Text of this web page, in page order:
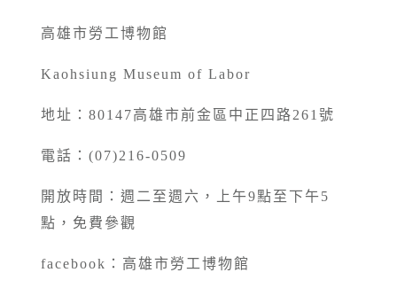
高雄市勞工博物館
Kaohsiung Museum of Labor
地址：80147高雄市前金區中正四路261號
電話：(07)216-0509
開放時間：週二至週六，上午9點至下午5
點，免費參觀
facebook： 高雄市勞工博物館